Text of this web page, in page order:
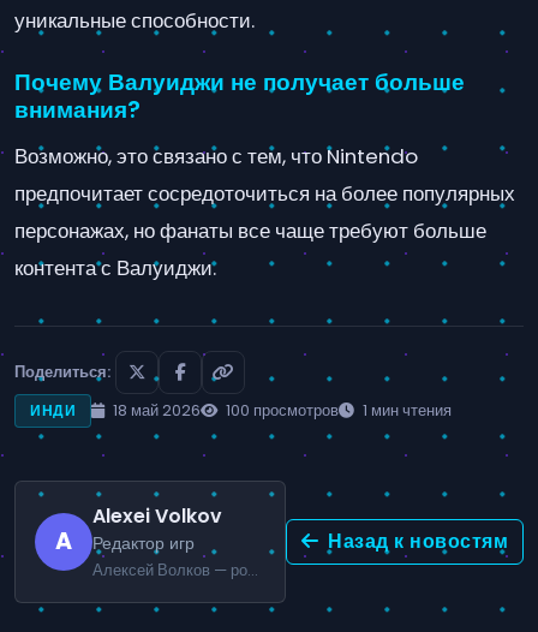
уникальные способности.
Почему Валуиджи не получает больше
внимания?
Возможно, это связано с тем, что Nintendo
предпочитает сосредоточиться на более популярных
персонажах, но фанаты все чаще требуют больше
контента с Валуиджи.
Поделиться:
ИНДИ
18 май 2026 100 просмотров 1 мин чтения
A
Alexei Volkov
Редактор игр
Алексей Волков — российский игровой журналист, специализирующийся на экшн и мультиплеер-играх.
Назад к новостям